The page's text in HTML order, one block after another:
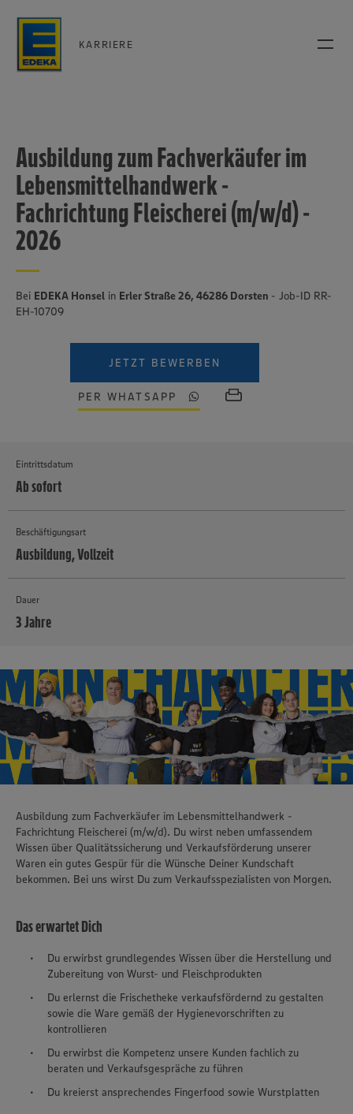
KARRIERE
Ausbildung zum Fachverkäufer im
Lebensmittelhandwerk -
Fachrichtung Fleischerei (m/w/d) -
2026
Bei EDEKA Honsel in Erler Straße 26, 46286 Dorsten - Job-ID RR-
EH-10709
JETZT BEWERBEN
PER WHATSAPP
Eintrittsdatum
Ab sofort
Beschäftigungsart
Ausbildung, Vollzeit
Dauer
3 Jahre
Ausbildung zum Fachverkäufer im Lebensmittelhandwerk -
Fachrichtung Fleischerei (m/w/d). Du wirst neben umfassendem
Wissen über Qualitätssicherung und Verkaufsförderung unserer
Waren ein gutes Gespür für die Wünsche Deiner Kundschaft
bekommen. Bei uns wirst Du zum Verkaufsspezialisten von Morgen.
Das erwartet Dich
Du erwirbst grundlegendes Wissen über die Herstellung und
Zubereitung von Wurst- und Fleischprodukten
Du erlernst die Frischetheke verkaufsfördernd zu gestalten
sowie die Ware gemäß der Hygienevorschriften zu
kontrollieren
Du erwirbst die Kompetenz unsere Kunden fachlich zu
beraten und Verkaufsgespräche zu führen
Du kreierst ansprechendes Fingerfood sowie Wurstplatten